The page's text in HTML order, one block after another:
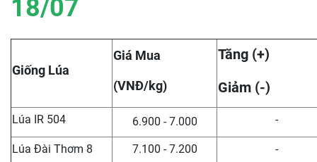
18/07
Giống Lúa
Giá Mua
(VNĐ/kg)
Tăng (+)
Giảm (-)
Lúa IR 504 6.900 - 7.000 -
Lúa Đài Thơm 8 7.100 - 7.200 -